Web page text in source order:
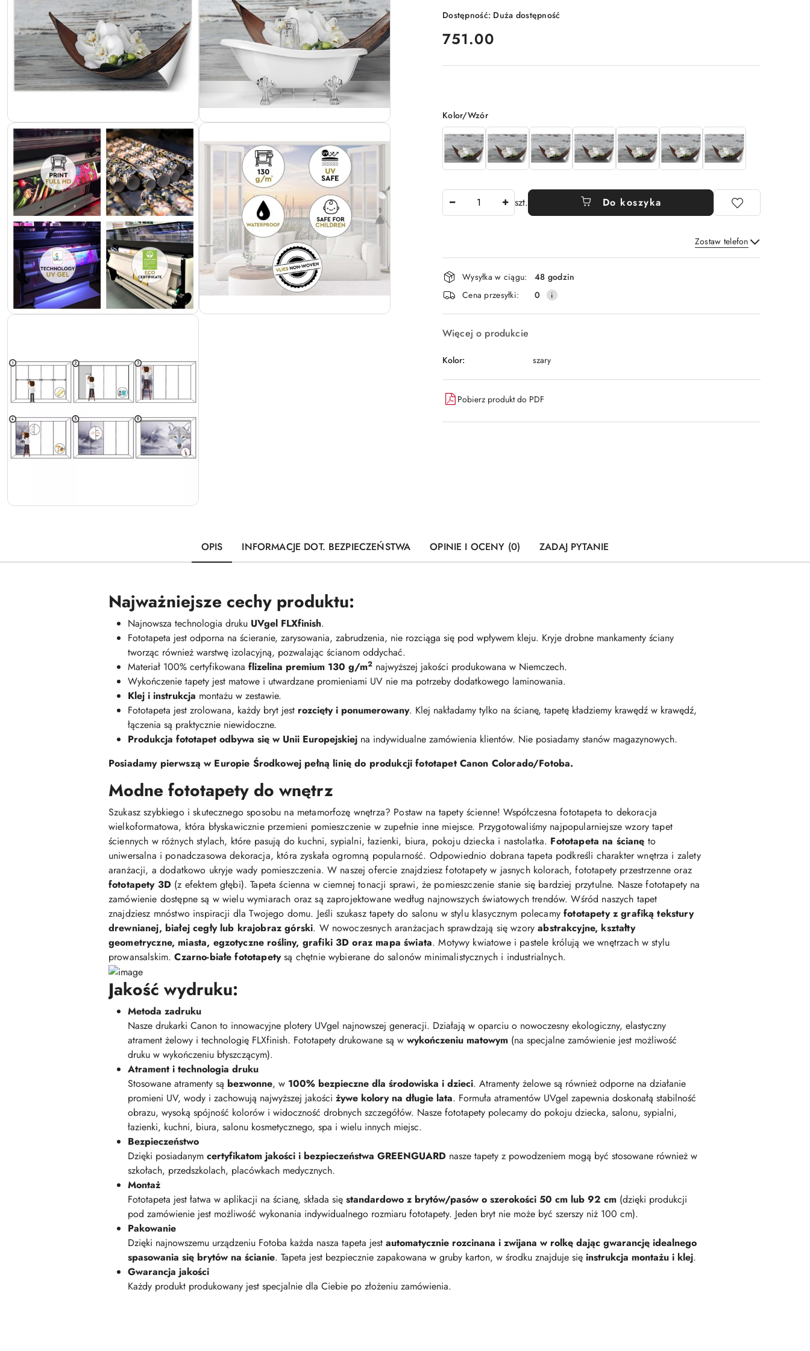
Dostępność: Duża dostępność
cena:
751.00
Wariant
Kolor/Wzór
szt. Do koszyka
Zostaw telefon
Wyślij
Dostępność
i
dostawa
Wysyłka w ciągu:
48 godzin
Cena przesyłki:
0
Więcej o produkcie
Kolor: szary
Pobierz produkt do PDF
OPIS INFORMACJE DOT. BEZPIECZEŃSTWA OPINIE I OCENY (0) ZADAJ PYTANIE
Najważniejsze cechy produktu:
Najnowsza technologia druku UVgel FLXfinish.
Fototapeta jest odporna na ścieranie, zarysowania, zabrudzenia, nie rozciąga się pod wpływem kleju. Kryje drobne mankamenty ściany
tworząc również warstwę izolacyjną, pozwalając ścianom oddychać.
Materiał 100% certyfikowana flizelina premium 130 g/m2 najwyższej jakości produkowana w Niemczech.
Wykończenie tapety jest matowe i utwardzane promieniami UV nie ma potrzeby dodatkowego laminowania.
Klej i instrukcja montażu w zestawie.
Fototapeta jest zrolowana, każdy bryt jest rozcięty i ponumerowany. Klej nakładamy tylko na ścianę, tapetę kładziemy krawędź w krawędź,
łączenia są praktycznie niewidoczne.
Produkcja fototapet odbywa się w Unii Europejskiej na indywidualne zamówienia klientów. Nie posiadamy stanów magazynowych.
Posiadamy pierwszą w Europie Środkowej pełną linię do produkcji fototapet Canon Colorado/Fotoba.
Modne fototapety do wnętrz
Szukasz szybkiego i skutecznego sposobu na metamorfozę wnętrza? Postaw na tapety ścienne! Współczesna fototapeta to dekoracja
wielkoformatowa, która błyskawicznie przemieni pomieszczenie w zupełnie inne miejsce. Przygotowaliśmy najpopularniejsze wzory tapet
ściennych w różnych stylach, które pasują do kuchni, sypialni, łazienki, biura, pokoju dziecka i nastolatka. Fototapeta na ścianę to
uniwersalna i ponadczasowa dekoracja, która zyskała ogromną popularność. Odpowiednio dobrana tapeta podkreśli charakter wnętrza i zalety
aranżacji, a dodatkowo ukryje wady pomieszczenia. W naszej ofercie znajdziesz fototapety w jasnych kolorach, fototapety przestrzenne oraz
fototapety 3D (z efektem głębi). Tapeta ścienna w ciemnej tonacji sprawi, że pomieszczenie stanie się bardziej przytulne. Nasze fototapety na
zamówienie dostępne są w wielu wymiarach oraz są zaprojektowane według najnowszych światowych trendów. Wśród naszych tapet
znajdziesz mnóstwo inspiracji dla Twojego domu. Jeśli szukasz tapety do salonu w stylu klasycznym polecamyfototapety z grafiką tekstury
drewnianej, białej cegły lub krajobraz górski. W nowoczesnych aranżacjach sprawdzają się wzoryabstrakcyjne, kształty
geometryczne, miasta, egzotyczne rośliny, grafiki 3D oraz mapa świata. Motywy kwiatowe i pastele królują we wnętrzach w stylu
prowansalskim.Czarno-białe fototapetysą chętnie wybierane do salonów minimalistycznych i industrialnych.
Jakość wydruku:
Metoda zadruku
Nasze drukarki Canon to innowacyjne plotery UVgel najnowszej generacji. Działają w oparciu o nowoczesny ekologiczny, elastyczny
atrament żelowy i technologię FLXfinish. Fototapety drukowane są w wykończeniu matowym (na specjalne zamówienie jest możliwość
druku w wykończeniu błyszczącym).
Atrament i technologia druku
Stosowane atramenty są bezwonne, w 100% bezpieczne dla środowiska i dzieci. Atramenty żelowe są również odporne na działanie
promieni UV, wody i zachowują najwyższej jakości żywe kolory na długie lata. Formuła atramentów UVgel zapewnia doskonałą stabilność
obrazu, wysoką spójność kolorów i widoczność drobnych szczegółów. Nasze fototapety polecamy do pokoju dziecka, salonu, sypialni,
łazienki, kuchni, biura, salonu kosmetycznego, spa i wielu innych miejsc.
Bezpieczeństwo
Dzięki posiadanym certyfikatom jakości i bezpieczeństwa GREENGUARD nasze tapety z powodzeniem mogą być stosowane również w
szkołach, przedszkolach, placówkach medycznych.
Montaż
Fototapeta jest łatwa w aplikacji na ścianę, składa się standardowo z brytów/pasów o szerokości 50 cm lub 92 cm (dzięki produkcji
pod zamówienie jest możliwość wykonania indywidualnego rozmiaru fototapety. Jeden bryt nie może być szerszy niż 100 cm).
Pakowanie
Dzięki najnowszemu urządzeniu Fotoba każda nasza tapeta jest automatycznie rozcinana i zwijana w rolkę dając gwarancję idealnego
spasowania się brytów na ścianie. Tapeta jest bezpiecznie zapakowana w gruby karton, w środku znajduje się instrukcja montażu i klej.
Gwarancja jakości
Każdy produkt produkowany jest specjalnie dla Ciebie po złożeniu zamówienia.